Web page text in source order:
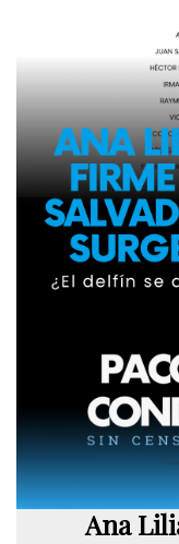
Ana